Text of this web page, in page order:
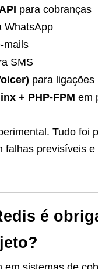
para cobranças
WhatsApp
mails
SMS
para ligações
+ PHP-FPM em
Tudo foi
falhas previsíveis e
é